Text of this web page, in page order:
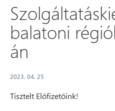
balatoni
án
2023. 04. 25
Tisztelt Előfizetőink!